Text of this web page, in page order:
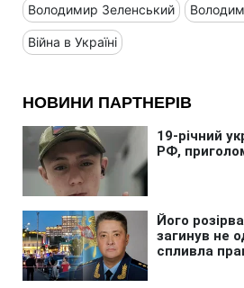
Володимир Зеленський
Війна в Україні